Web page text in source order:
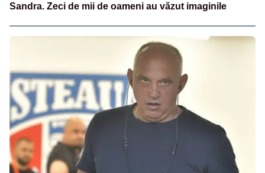
Sandra. Zeci de mii de oameni au văzut imaginile